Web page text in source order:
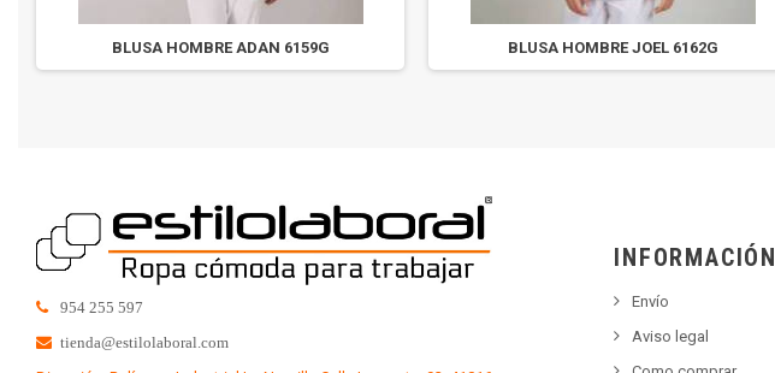
BLUSA HOMBRE ADAN 6159G BLUSA HOMBRE JOEL 6162G
954 255 597
tienda@estilolaboral.com
INFORMACIÓN
Envío
Aviso legal